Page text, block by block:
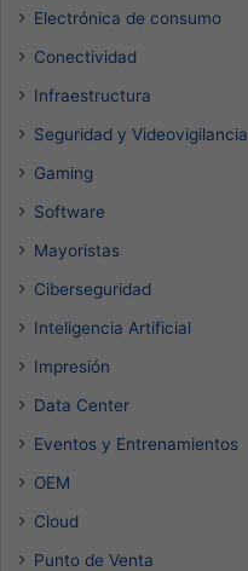
Electrónica de consumo
Conectividad
Infraestructura
Seguridad y Videovigilancia
Gaming
Software
Mayoristas
Ciberseguridad
Inteligencia Artificial
Impresión
Data Center
Eventos y Entrenamientos
OEM
Cloud
Punto de Venta